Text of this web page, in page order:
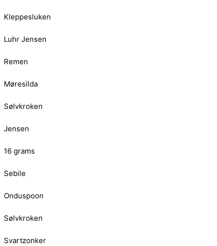
Kleppesluken
Luhr Jensen
Remen
Møresilda
Sølvkroken
Jensen
16 grams
Sebile
Onduspoon
Sølvkroken
Svartzonker